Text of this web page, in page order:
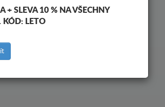
+ SLEVA 10 % NA VŠECHNY
KÓD: LETO